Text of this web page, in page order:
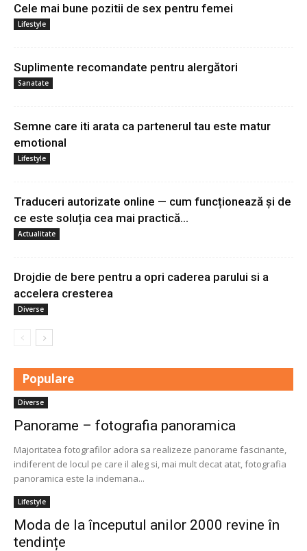
Cele mai bune pozitii de sex pentru femei
Lifestyle
Suplimente recomandate pentru alergători
Sanatate
Semne care iti arata ca partenerul tau este matur
emotional
Lifestyle
Traduceri autorizate online — cum funcționează și de
ce este soluția cea mai practică...
Actualitate
Drojdie de bere pentru a opri caderea parului si a
accelera cresterea
Diverse
Populare
Diverse
Panorame – fotografia panoramica
Majoritatea fotografilor adora sa realizeze panorame fascinante,
indiferent de locul pe care il aleg si, mai mult decat atat, fotografia
panoramica este la indemana...
Lifestyle
Moda de la începutul anilor 2000 revine în
tendințe